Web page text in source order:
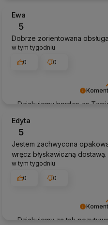
właściwym torze :) Z
Dziękujemy bardzo za
właściwym torze :) Z
Ewa
5
Dobrze zorientowana
w tym tygodniu
0
0
Dziękujemy za tak
Edyta
5
Jestem zachwycona
wręcz błyskawiczną
w tym tygodniu
0
0